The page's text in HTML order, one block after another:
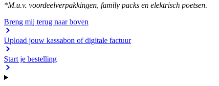
*M.u.v. voordeelverpakkingen, family packs en elektrisch poetsen.
Breng mij terug naar boven
Upload jouw kassabon of digitale factuur
Start je bestelling